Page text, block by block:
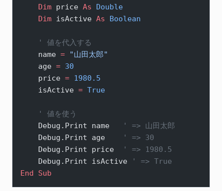
    Dim
price As Double
    Dim
isActive As Boolean
    ' 値を代入する
    name
= "山田太郎"
    age
= 30
    price
= 1980.5
    isActive
= True
    ' 値を使う
    Debug.Print name
' => 山田太郎
    Debug.Print age
' => 30
    Debug.Print price
' => 1980.5
    Debug.Print isActive
' => True
End Sub